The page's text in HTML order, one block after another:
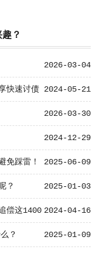
？
2026-03-04
2024-05-21
快速讨债
2026-03-30
2024-12-29
2025-06-09
免踩雷！
2025-01-03
？
2024-04-16
偿这1400
2025-01-09
？